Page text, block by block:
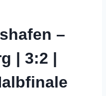
–
| 3:2 |